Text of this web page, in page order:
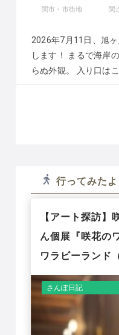
関市・市街地 関
2026年7月11日、旭
します！ まるで海岸
らぬ外観。 入り口は
行ってみたよ
【アート探訪
ん個展『咲花の
ワラビーランド
さんぽ日記